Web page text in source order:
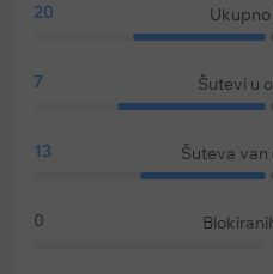
20
7 Šutevi u
13 Šuteva
0